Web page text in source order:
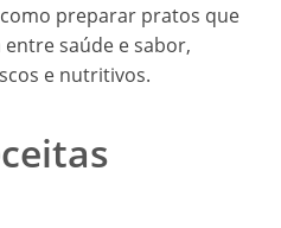
preparar pratos que
saúde e sabor,
e nutritivos.